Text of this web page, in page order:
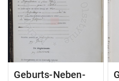
Geburts-Neben-